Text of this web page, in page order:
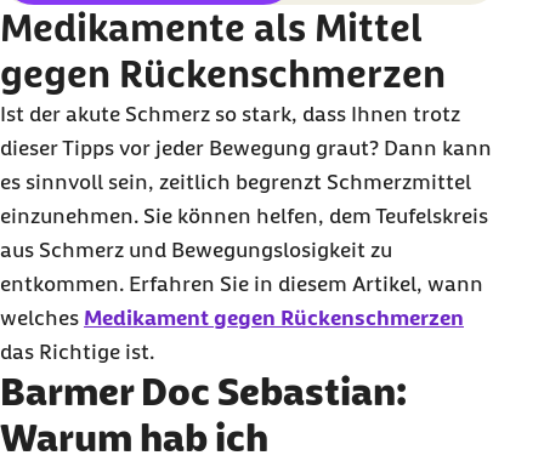
Medikamente als Mittel
gegen Rückenschmerzen
Ist der akute Schmerz so stark, dass Ihnen trotz
dieser Tipps vor jeder Bewegung graut? Dann kann
es sinnvoll sein, zeitlich begrenzt Schmerzmittel
einzunehmen. Sie können helfen, dem Teufelskreis
aus Schmerz und Bewegungslosigkeit zu
entkommen. Erfahren Sie in diesem Artikel, wann
welches Medikament gegen Rückenschmerzen
das Richtige ist.
Barmer Doc Sebastian:
Warum hab ich